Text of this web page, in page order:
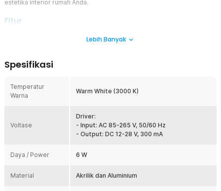
estetika interior rumah Anda.
Fitur
nyaman dilihat, sekaligus menambah keindahan ruangan tanpa
waktu lama tanpa rasa tidak nyaman di mata.
Warna Hangat dan Elegan
menciptakan nuansa hangat yang menenangkan. Warna warm white
yang dipancarkan identik dengan suasana premium layaknya di
hotel atau villa. Ini adalah pilihan tepat bagi Anda yang ingin
Desain Modern Persegi Panjang
di tengah, lampu ini menonjolkan sisi modern yang simpel namun
Lebih Banyak
Spesifikasi
Temperatur
Warna
Warm White (3000 K)
Voltase
Driver:
- Input: AC 85-265 V, 50/60 Hz
- Output: DC 12-28 V, 300 mA
Daya / Power 6 W
Material Akrilik dan Aluminium